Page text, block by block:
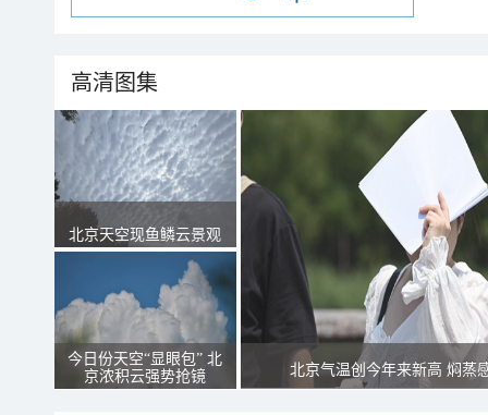
高清图集
北京天空现鱼鳞云景观
今日份天空“显眼包” 北
京浓积云强势抢镜
北京气温创今年来新高 焖蒸